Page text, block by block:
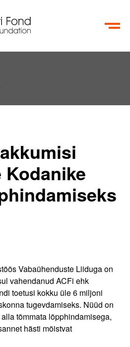
Vabaühenduste Liiduga on
vahendanud ACFi ehk
toetusi kokku üle 6 miljoni
tugevdamiseks. Nüüd on
tõmmata lõpphindamisega,
hästi mõistvat